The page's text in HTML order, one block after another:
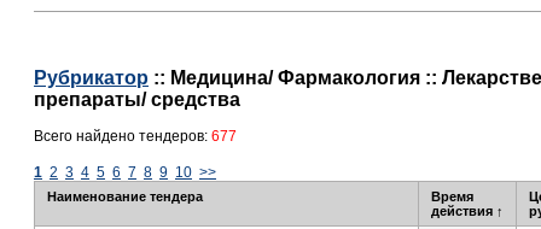
Рубрикатор :: Медицина/ Фармакология ::
препараты/ средства
Всего найдено тендеров: 677
1 2 3 4 5 6 7 8 9 10 >>
Наименование тендера
Время
действия ↑